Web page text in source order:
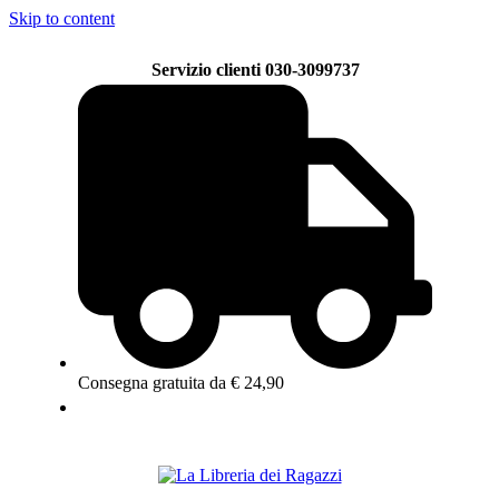
Skip to content
Servizio clienti 030-3099737
Consegna gratuita da € 24,90